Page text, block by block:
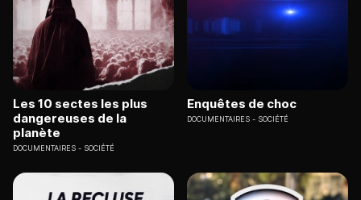
Les 10 sectes les plus
dangereuses de la
planète
DOCUMENTAIRES SOCIÉTÉ
Enquêtes de choc
DOCUMENTAIRES SOCIÉTÉ